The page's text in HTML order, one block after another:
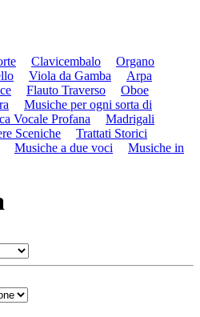
Clavicembalo
Organo
Viola da Gamba
Arpa
Flauto Traverso
Oboe
Musiche per ogni sorta di
Vocale Profana
Madrigali
Sceniche
Trattati Storici
Musiche a due voci
Musiche in